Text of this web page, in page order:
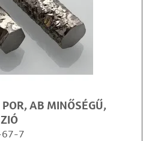
AB MINŐSÉGŰ,
7